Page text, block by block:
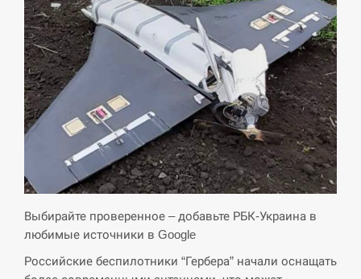
15:10
Іспанія попросила партнерів не критикувати
Марокко через міграційну кризу –…
СЕРПЕНЬ
15:00
РФ провела новий раунд таємних зустрічей з
Європою щодо війни…
СЕРПЕНЬ
14:53
Экс-послу в США Стефанишиной вручили новое
подозрение и избирают меру…
СЕРПЕНЬ
Выбирайте проверенное – добавьте РБК-Украина в
любимые источники в Google
Российские беспилотники “Гербера” начали оснащать